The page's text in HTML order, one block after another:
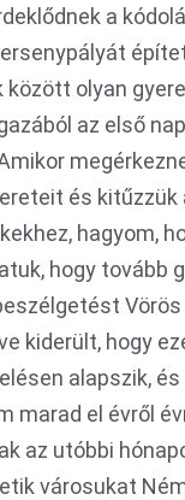
a
olyan
az első
és kitűzzük
hagyom,
hogy tovább
Vörös
kiderült, hogy
alapszik,
marad el évről
az utóbbi
városukat